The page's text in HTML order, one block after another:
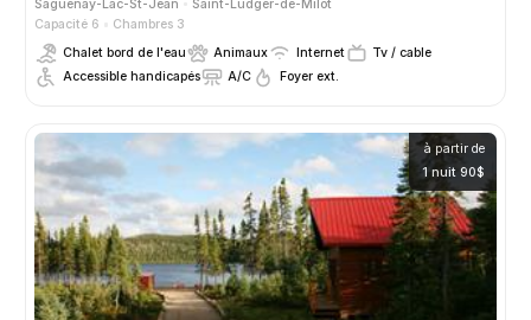
Saguenay-Lac-St-Jean
Saint-Ludger-de-Milot
Capacité 6
Chambres 3
Chalet bord de l'eau
Animaux Internet
Tv / cable
Accessible handicapés
A/C Foyer ext.
à partir de
1 nuit 90$